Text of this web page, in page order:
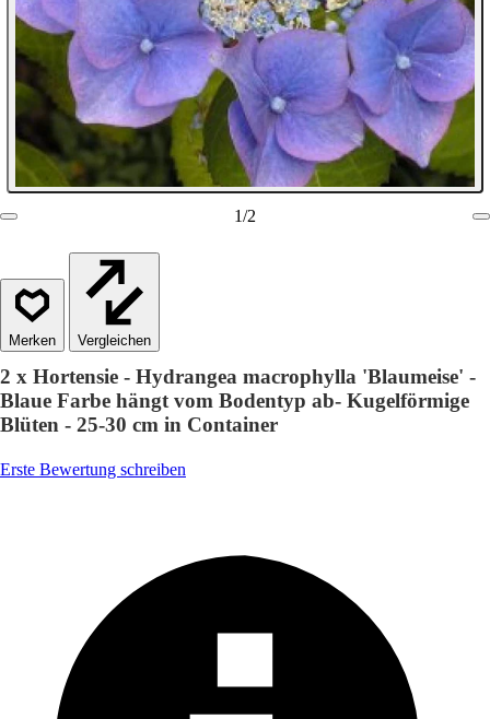
1/2
Vergleichen
2 x Hortensie - Hydrangea macrophylla 'Blaumeise' -
Blaue Farbe hängt vom Bodentyp ab- Kugelförmige
Blüten - 25-30 cm in Container
Erste Bewertung schreiben